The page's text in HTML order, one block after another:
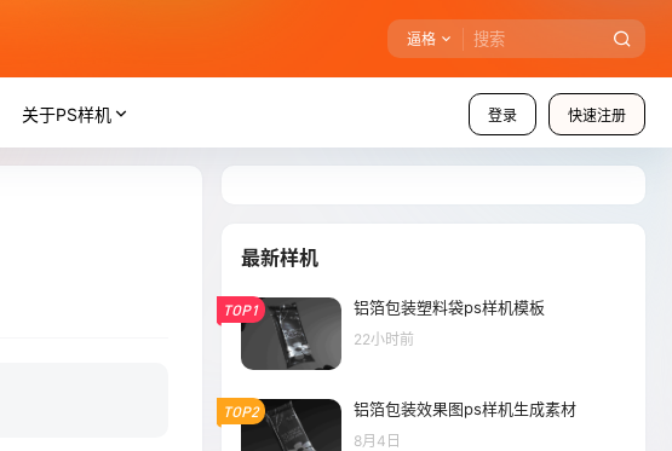
逼格
登录 快速注册
关于PS样机
最新样机
TOP1 铝箔包装塑料袋ps样机模板
22小时前
TOP2 铝箔包装效果图ps样机生成素材
8月4日